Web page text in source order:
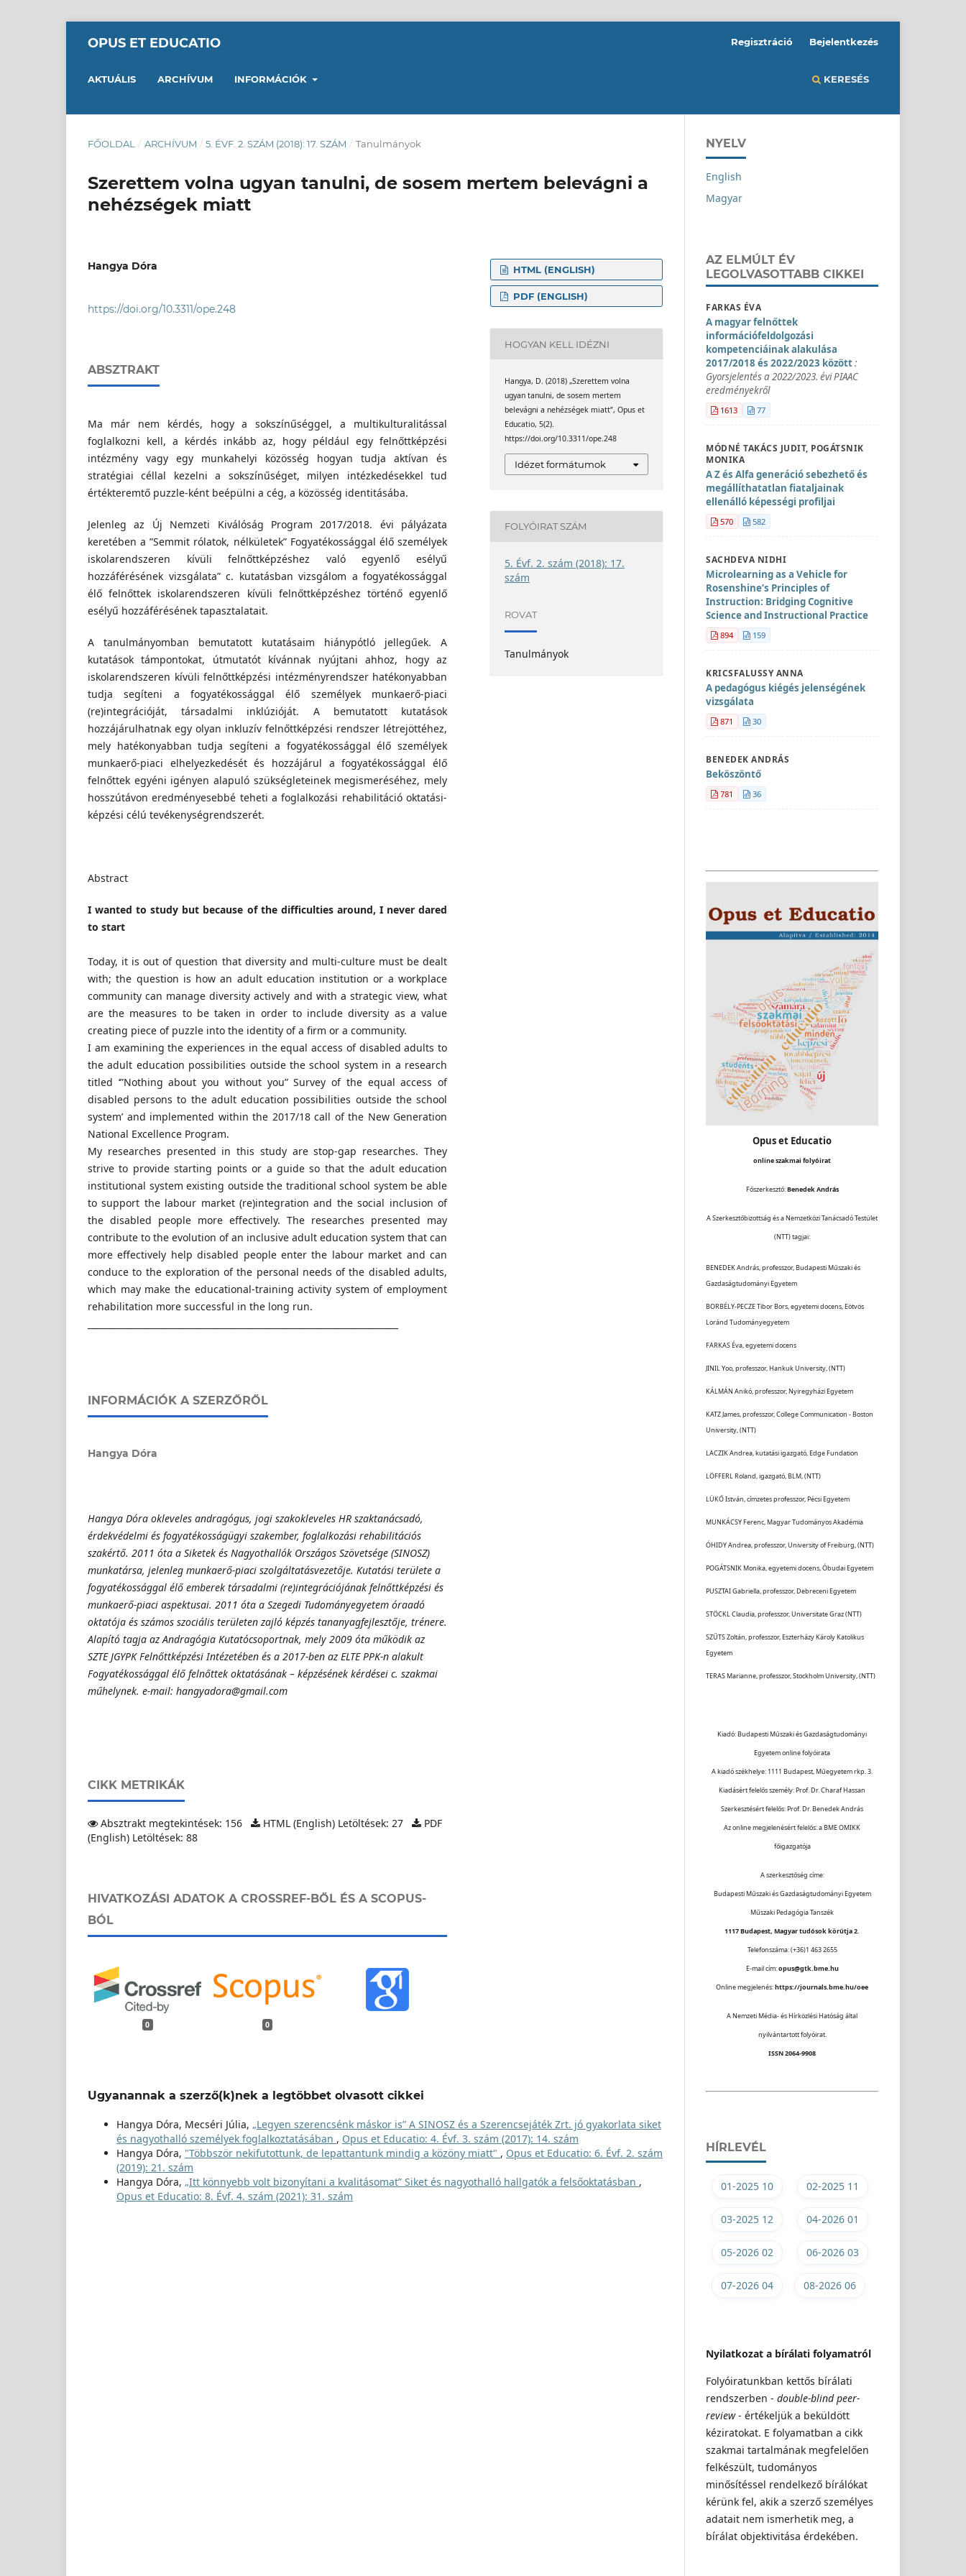
OPUS ET EDUCATIO
AKTUÁLIS ARCHÍVUM INFORMÁCIÓK KERESÉS
Regisztráció Bejelentkezés
FŐOLDAL / ARCHÍVUM / 5. ÉVF. 2. SZÁM (2018): 17. SZÁM / Tanulmányok
Szerettem volna ugyan tanulni, de sosem mertem belevágni a
nehézségek miatt
Hangya Dóra
https://doi.org/10.3311/ope.248
ABSZTRAKT
Ma már nem kérdés, hogy a sokszínűséggel, a multikulturalitással
foglalkozni kell, a kérdés inkább az, hogy például egy felnőttképzési
intézmény vagy egy munkahelyi közösség hogyan tudja aktívan és
stratégiai céllal kezelni a sokszínűséget, milyen intézkedésekkel tud
értékteremtő puzzle-ként beépülni a cég, a közösség identitásába.
Jelenleg az Új Nemzeti Kiválóság Program 2017/2018. évi pályázata
keretében a ”Semmit rólatok, nélkületek” Fogyatékossággal élő személyek
iskolarendszeren kívüli felnőttképzéshez való egyenlő esélyű
hozzáférésének vizsgálata” c. kutatásban vizsgálom a fogyatékossággal
élő felnőttek iskolarendszeren kívüli felnőttképzéshez történő egyenlő
esélyű hozzáférésének tapasztalatait.
A tanulmányomban bemutatott kutatásaim hiánypótló jellegűek. A
kutatások támpontokat, útmutatót kívánnak nyújtani ahhoz, hogy az
iskolarendszeren kívüli felnőttképzési intézményrendszer hatékonyabban
tudja segíteni a fogyatékossággal élő személyek munkaerő-piaci
(re)integrációját, társadalmi inklúzióját. A bemutatott kutatások
hozzájárulhatnak egy olyan inkluzív felnőttképzési rendszer létrejöttéhez,
mely hatékonyabban tudja segíteni a fogyatékossággal élő személyek
munkaerő-piaci elhelyezkedését és hozzájárul a fogyatékossággal élő
felnőttek egyéni igényen alapuló szükségleteinek megismeréséhez, mely
hosszútávon eredményesebbé teheti a foglalkozási rehabilitáció oktatási-
képzési célú tevékenységrendszerét.
Abstract
I wanted to study but because of the difficulties around, I never dared
to start
Today, it is out of question that diversity and multi-culture must be dealt
with; the question is how an adult education institution or a workplace
community can manage diversity actively and with a strategic view, what
are the measures to be taken in order to include diversity as a value
creating piece of puzzle into the identity of a firm or a community.
I am examining the experiences in the equal access of disabled adults to
the adult education possibilities outside the school system in a research
titled ‘”Nothing about you without you” Survey of the equal access of
disabled persons to the adult education possibilities outside the school
system’ and implemented within the 2017/18 call of the New Generation
National Excellence Program.
My researches presented in this study are stop-gap researches. They
strive to provide starting points or a guide so that the adult education
institutional system existing outside the traditional school system be able
to support the labour market (re)integration and the social inclusion of
the disabled people more effectively. The researches presented may
contribute to the evolution of an inclusive adult education system that can
more effectively help disabled people enter the labour market and can
conduce to the exploration of the personal needs of the disabled adults,
which may make the educational-training activity system of employment
rehabilitation more successful in the long run.
INFORMÁCIÓK A SZERZŐRŐL
Hangya Dóra
Hangya Dóra okleveles andragógus, jogi szakokleveles HR szaktanácsadó,
érdekvédelmi és fogyatékosságügyi szakember, foglalkozási rehabilitációs
szakértő. 2011 óta a Siketek és Nagyothallók Országos Szövetsége (SINOSZ)
munkatársa, jelenleg munkaerő-piaci szolgáltatásvezetője. Kutatási területe a
fogyatékossággal élő emberek társadalmi (re)integrációjának felnőttképzési és
munkaerő-piaci aspektusai. 2011 óta a Szegedi Tudományegyetem óraadó
oktatója és számos szociális területen zajló képzés tananyagfejlesztője, trénere.
Alapító tagja az Andragógia Kutatócsoportnak, mely 2009 óta működik az
SZTE JGYPK Felnőttképzési Intézetében és a 2017-ben az ELTE PPK-n alakult
Fogyatékossággal élő felnőttek oktatásának – képzésének kérdései c. szakmai
műhelynek. e-mail: hangyadora@gmail.com
CIKK METRIKÁK
Absztrakt megtekintések: 156 HTML (English) Letöltések: 27
PDF
(English) Letöltések: 88
HIVATKOZÁSI ADATOK A CROSSREF-BŐL ÉS A SCOPUS-
BÓL
0 0
HTML (ENGLISH)
PDF (ENGLISH)
HOGYAN KELL IDÉZNI
Hangya, D. (2018) „Szerettem volna
ugyan tanulni, de sosem mertem
belevágni a nehézségek miatt”, Opus et
Educatio, 5(2).
https://doi.org/10.3311/ope.248
Idézet formátumok
FOLYÓIRAT SZÁM
5. Évf. 2. szám (2018): 17.
szám
ROVAT
Tanulmányok
Ugyanannak a szerző(k)nek a legtöbbet olvasott cikkei
Hangya Dóra, Mecséri Júlia, „Legyen szerencsénk máskor is” A SINOSZ és a Szerencsejáték Zrt. jó gyakorlata siket
és nagyothalló személyek foglalkoztatásában , Opus et Educatio: 4. Évf. 3. szám (2017): 14. szám
Hangya Dóra, "Többször nekifutottunk, de lepattantunk mindig a közöny miatt" , Opus et Educatio: 6. Évf. 2. szám
(2019): 21. szám
Hangya Dóra, „Itt könnyebb volt bizonyítani a kvalitásomat” Siket és nagyothalló hallgatók a felsőoktatásban ,
Opus et Educatio: 8. Évf. 4. szám (2021): 31. szám
NYELV
English
Magyar
AZ ELMÚLT ÉV
LEGOLVASOTTABB CIKKEI
FARKAS ÉVA
A magyar felnőttek
információfeldolgozási
kompetenciáinak alakulása
2017/2018 és 2022/2023 között:
Gyorsjelentés a 2022/2023. évi PIAAC
eredményekről
1613 77
MÓDNÉ TAKÁCS JUDIT, POGÁTSNIK
MONIKA
A Z és Alfa generáció sebezhető és
megállíthatatlan fiataljainak
ellenálló képességi profiljai
570 582
SACHDEVA NIDHI
Microlearning as a Vehicle for
Rosenshine’s Principles of
Instruction: Bridging Cognitive
Science and Instructional Practice
894 159
KRICSFALUSSY ANNA
A pedagógus kiégés jelenségének
vizsgálata
871 30
BENEDEK ANDRÁS
Beköszöntő
781 36
Opus et Educatio
online szakmai folyóirat
Főszerkesztő:Benedek András
A Szerkesztőbizottság és a Nemzetközi Tanácsadó Testület
(NTT) tagjai:
BENEDEK András, professzor, Budapesti Műszaki és
Gazdaságtudományi Egyetem
BORBÉLY-PECZE Tibor Bors, egyetemi docens, Eötvös
Loránd Tudományegyetem
FARKAS Éva, egyetemi docens
JINIL Yoo, professzor, Hankuk University, (NTT)
KÁLMÁN Anikó, professzor, Nyiregyházi Egyetem
KATZ James, professzor, College Communication - Boston
University, (NTT)
LACZIK Andrea, kutatási igazgató, Edge Fundation
LÖFFERL Roland, igazgató, BLM, (NTT)
LÜKŐ István, címzetes professzor, Pécsi Egyetem
MUNKÁCSY Ferenc, Magyar Tudományos Akadémia
ÓHIDY Andrea, professzor, University of Freiburg, (NTT)
POGÁTSNIK Monika, egyetemi docens, Óbudai Egyetem
PUSZTAI Gabriella, professzor, Debreceni Egyetem
STÖCKL Claudia, professzor, Universitate Graz (NTT)
SZŰTS Zoltán, professzor, Eszterházy Károly Katolikus
Egyetem
TERAS Marianne, professzor, Stockholm University, (NTT)
Kiadó: Budapesti Műszaki és Gazdaságtudományi
Egyetem online folyóirata
A kiadó székhelye: 1111 Budapest, Műegyetem rkp. 3.
Kiadásért felelős személy: Prof. Dr. Charaf Hassan
Szerkesztésért felelős: Prof. Dr. Benedek András
Az online megjelenésért felelős: a BME OMIKK
főigazgatója
A szerkesztőség címe:
Budapesti Műszaki és Gazdaságtudományi Egyetem
Műszaki Pedagógia Tanszék
1117 Budapest, Magyar tudósok körútja 2.
Telefonszáma: (+36)1 463 2655
E-mail cím:opus@gtk.bme.hu
Online megjelenés:https://journals.bme.hu/oee
A Nemzeti Média- és Hírközlési Hatóság által
nyilvántartott folyóirat.
ISSN 2064-9908
HÍRLEVÉL
01-2025 10 02-2025 11
03-2025 12 04-2026 01
05-2026 02 06-2026 03
07-2026 04 08-2026 06
Nyilatkozat a bírálati folyamatról
Folyóiratunkban kettős bírálati
rendszerben - double-blind peer-
review- értékeljük a beküldött
kéziratokat. E folyamatban a cikk
szakmai tartalmának megfelelően
felkészült, tudományos
minősítéssel rendelkező bírálókat
kérünk fel, akik a szerző személyes
adatait nem ismerhetik meg, a
bírálat objektivitása érdekében.